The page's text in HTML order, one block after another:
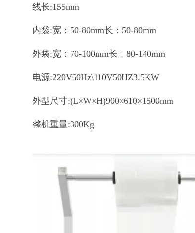
线长:155mm
内袋:宽：50-80mm长：50-80mm
外袋:宽：70-100mm长：80-140mm
电源:220V60Hz\110V50HZ3.5KW
外型尺寸:(L×W×H)900×610×1500mm
整机重量:300Kg